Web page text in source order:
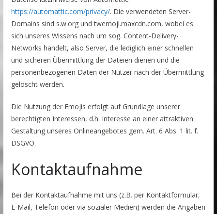
https://automattic.com/privacy/. Die verwendeten Server-
Domains sind s.w.org und twemoji.maxcdn.com, wobei es
sich unseres Wissens nach um sog. Content-Delivery-
Networks handelt, also Server, die lediglich einer schnellen
und sicheren Übermittlung der Dateien dienen und die
personenbezogenen Daten der Nutzer nach der Übermittlung
gelöscht werden.
Die Nutzung der Emojis erfolgt auf Grundlage unserer
berechtigten Interessen, d.h. Interesse an einer attraktiven
Gestaltung unseres Onlineangebotes gem. Art. 6 Abs. 1 lit. f.
DSGVO.
Kontaktaufnahme
Bei der Kontaktaufnahme mit uns (z.B. per Kontaktformular,
E-Mail, Telefon oder via sozialer Medien) werden die Angaben